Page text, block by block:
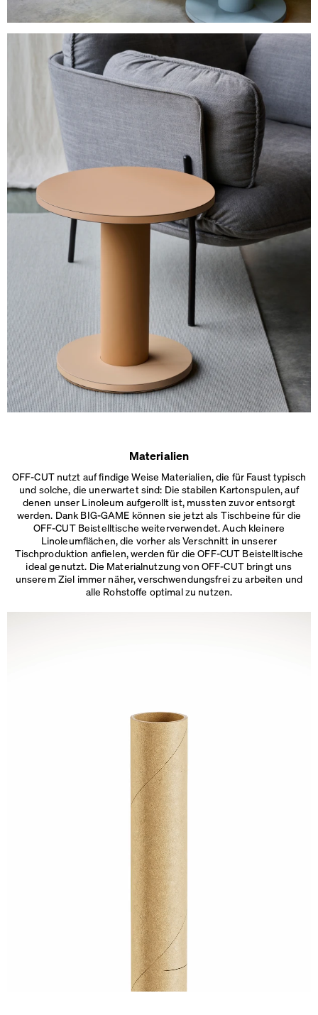
Materialien
OFF-CUT nutzt auf findige Weise Materialien, die für Faust typisch
und solche, die unerwartet sind: Die stabilen Kartonspulen, auf
denen unser Linoleum aufgerollt ist, mussten zuvor entsorgt
werden. Dank BIG-GAME können sie jetzt als Tischbeine für die
OFF-CUT Beistelltische weiterverwendet. Auch kleinere
Linoleumflächen, die vorher als Verschnitt in unserer
Tischproduktion anfielen, werden für die OFF-CUT Beistelltische
ideal genutzt. Die Materialnutzung von OFF-CUT bringt uns
unserem Ziel immer näher, verschwendungsfrei zu arbeiten und
alle Rohstoffe optimal zu nutzen.